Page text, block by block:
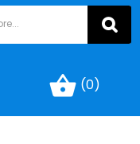
shopping_basket (0)